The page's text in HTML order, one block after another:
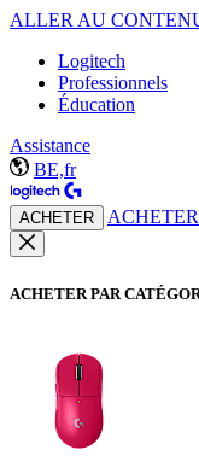
ALLER AU
Logitech
Professionnels
Éducation
Assistance
BE,fr
ACHETER ACHETER
ACHETER PAR